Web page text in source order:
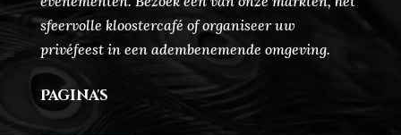
sfeervolle kloostercafé of organiseer uw
privéfeest in een adembenemende omgeving.
Pagina's